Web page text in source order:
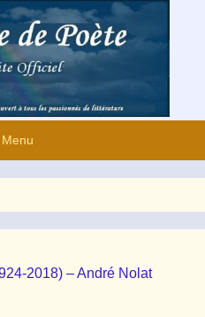
Menu
2018) – André Nolat